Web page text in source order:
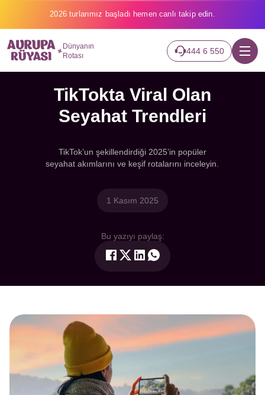
2026 turlarımız başladı hemen canlı takip edin.
Dünyanın
Rotası
444 6 550
TikTokta Viral Olan
Seyahat Trendleri
TikTok’un şekillendirdiği 2025’in popüler
seyahat akımlarını ve keşif rotalarını inceleyin.
1 Kasım 2025
Bu yazıyı paylaş: